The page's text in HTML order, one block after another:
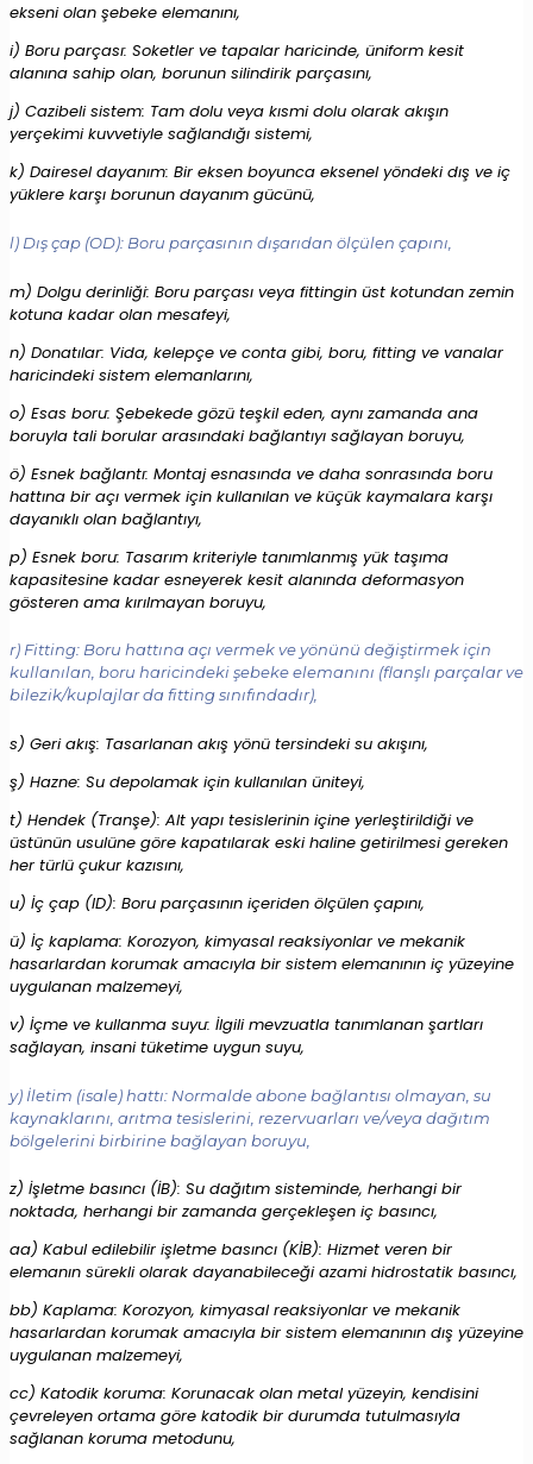
ekseni olan şebeke elemanını,
i) Boru parçası: Soketler ve tapalar haricinde, üniform kesit
alanına sahip olan, borunun silindirik parçasını,
j) Cazibeli sistem: Tam dolu veya kısmi dolu olarak akışın
yerçekimi kuvvetiyle sağlandığı sistemi,
k) Dairesel dayanım: Bir eksen boyunca eksenel yöndeki dış ve iç
yüklere karşı borunun dayanım gücünü,
l) Dış çap (OD): Boru parçasının dışarıdan ölçülen çapını,
m) Dolgu derinliği: Boru parçası veya fittingin üst kotundan zemin
kotuna kadar olan mesafeyi,
n) Donatılar: Vida, kelepçe ve conta gibi, boru, fitting ve vanalar
haricindeki sistem elemanlarını,
o) Esas boru: Şebekede gözü teşkil eden, aynı zamanda ana
boruyla tali borular arasındaki bağlantıyı sağlayan boruyu,
ö) Esnek bağlantı: Montaj esnasında ve daha sonrasında boru
hattına bir açı vermek için kullanılan ve küçük kaymalara karşı
dayanıklı olan bağlantıyı,
p) Esnek boru: Tasarım kriteriyle tanımlanmış yük taşıma
kapasitesine kadar esneyerek kesit alanında deformasyon
gösteren ama kırılmayan boruyu,
r) Fitting: Boru hattına açı vermek ve yönünü değiştirmek için
kullanılan, boru haricindeki şebeke elemanını (flanşlı parçalar ve
bilezik/kuplajlar da fitting sınıfındadır),
s) Geri akış: Tasarlanan akış yönü tersindeki su akışını,
ş) Hazne: Su depolamak için kullanılan üniteyi,
t) Hendek (Tranşe): Alt yapı tesislerinin içine yerleştirildiği ve
üstünün usulüne göre kapatılarak eski haline getirilmesi gereken
her türlü çukur kazısını,
u) İç çap (ID): Boru parçasının içeriden ölçülen çapını,
ü) İç kaplama: Korozyon, kimyasal reaksiyonlar ve mekanik
hasarlardan korumak amacıyla bir sistem elemanının iç yüzeyine
uygulanan malzemeyi,
v) İçme ve kullanma suyu: İlgili mevzuatla tanımlanan şartları
sağlayan, insani tüketime uygun suyu,
y) İletim (isale) hattı: Normalde abone bağlantısı olmayan, su
kaynaklarını, arıtma tesislerini, rezervuarları ve/veya dağıtım
bölgelerini birbirine bağlayan boruyu,
z) İşletme basıncı (İB): Su dağıtım sisteminde, herhangi bir
noktada, herhangi bir zamanda gerçekleşen iç basıncı,
aa) Kabul edilebilir işletme basıncı (KİB): Hizmet veren bir
elemanın sürekli olarak dayanabileceği azami hidrostatik basıncı,
bb) Kaplama: Korozyon, kimyasal reaksiyonlar ve mekanik
hasarlardan korumak amacıyla bir sistem elemanının dış yüzeyine
uygulanan malzemeyi,
cc) Katodik koruma: Korunacak olan metal yüzeyin, kendisini
çevreleyen ortama göre katodik bir durumda tutulmasıyla
sağlanan koruma metodunu,